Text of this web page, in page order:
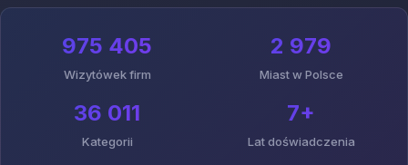
975 405
Wizytówek firm
2 979
Miast w Polsce
36 011
Kategorii
7+
Lat doświadczenia